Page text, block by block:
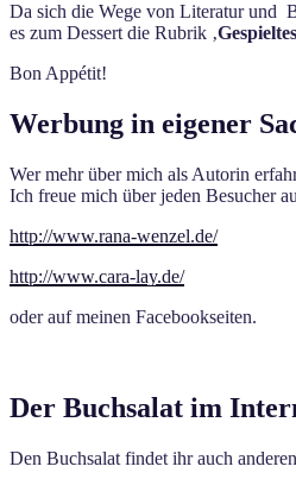
Da sich die Wege von Literatur und
es zum Dessert die Rubrik ‚Gespieltes
Bon Appétit!
Werbung in eigener
Wer mehr über mich als Autorin
Ich freue mich über jeden Besucher
http://www.rana-wenzel.de/
http://www.cara-lay.de/
oder auf meinen Facebookseiten.
Der Buchsalat im
Den Buchsalat findet ihr auch